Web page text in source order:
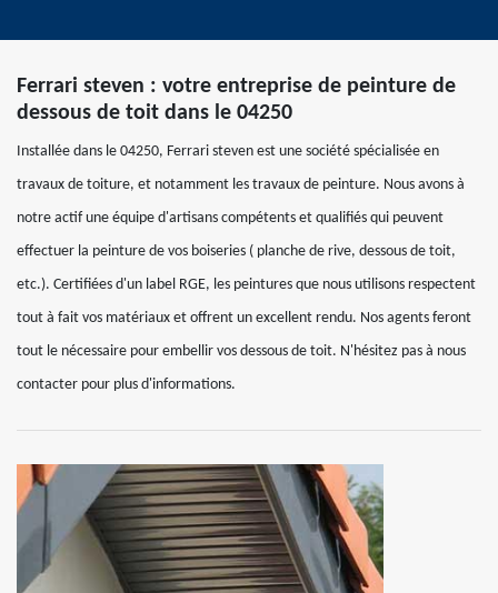
Ferrari steven : votre entreprise de peinture de
dessous de toit dans le 04250
Installée dans le 04250, Ferrari steven est une société spécialisée en
travaux de toiture, et notamment les travaux de peinture. Nous avons à
notre actif une équipe d'artisans compétents et qualifiés qui peuvent
effectuer la peinture de vos boiseries ( planche de rive, dessous de toit,
etc.). Certifiées d'un label RGE, les peintures que nous utilisons respectent
tout à fait vos matériaux et offrent un excellent rendu. Nos agents feront
tout le nécessaire pour embellir vos dessous de toit. N'hésitez pas à nous
contacter pour plus d'informations.